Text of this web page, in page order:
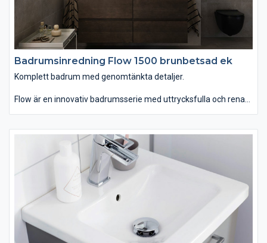
Badrumsinredning Flow 1500 brunbetsad ek
Komplett badrum med genomtänkta detaljer.
Flow är en innovativ badrumsserie med uttrycksfulla och rena
ett lite annorlunda uttryck kan du istället välja det
seminedfällda tvättstället Zone i oval eller rund form. Till det
kommer alla förvaringslösningar du kan önska. Passar dig som
vill ha ett komplett badrum med omsorgsfullt genomtänkta